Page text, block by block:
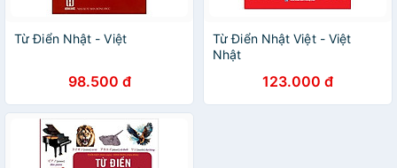
Từ Điển Nhật - Việt
98.500 đ
Từ Điển Nhật Việt - Việt
Nhật
123.000 đ